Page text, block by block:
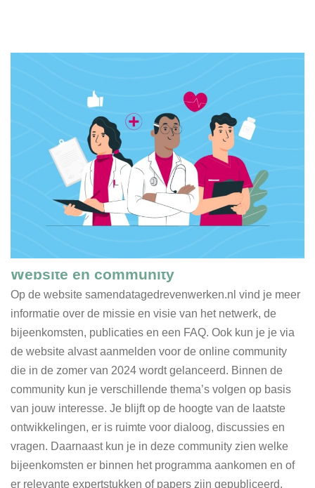
Website en community
Op de website samendatagedrevenwerken.nl vind je meer
informatie over de missie en visie van het netwerk, de
bijeenkomsten, publicaties en een FAQ. Ook kun je je via
de website alvast aanmelden voor de online community
die in de zomer van 2024 wordt gelanceerd. Binnen de
community kun je verschillende thema’s volgen op basis
van jouw interesse. Je blijft op de hoogte van de laatste
ontwikkelingen, er is ruimte voor dialoog, discussies en
vragen. Daarnaast kun je in deze community zien welke
bijeenkomsten er binnen het programma aankomen en of
er relevante expertstukken of papers zijn gepubliceerd.